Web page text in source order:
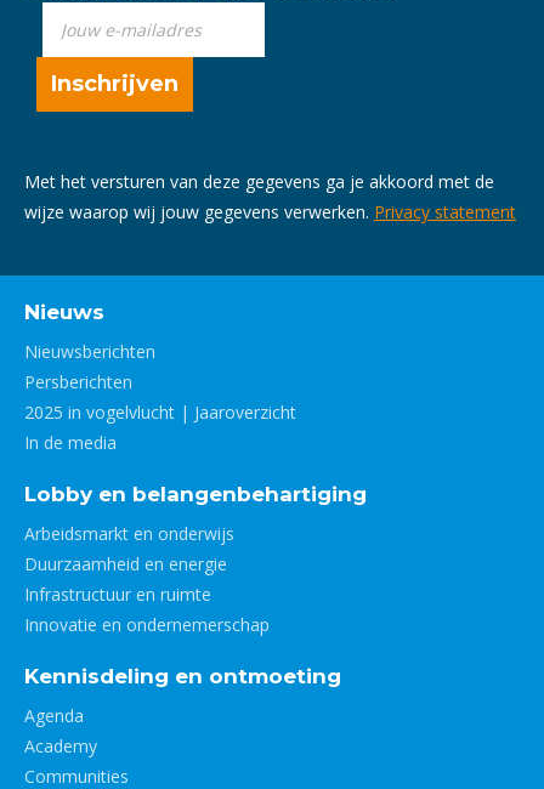
Met het versturen van deze gegevens ga je akkoord met de
wijze waarop wij jouw gegevens verwerken. Privacy statement
Nieuws
Nieuwsberichten
Persberichten
2025 in vogelvlucht | Jaaroverzicht
In de media
Lobby en belangenbehartiging
Arbeidsmarkt en onderwijs
Duurzaamheid en energie
Infrastructuur en ruimte
Innovatie en ondernemerschap
Kennisdeling en ontmoeting
Agenda
Academy
Communities